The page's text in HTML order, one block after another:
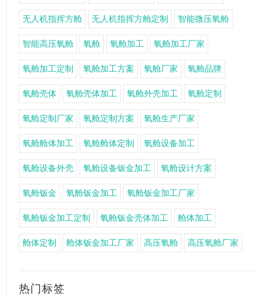
无人机指挥方舱 无人机指挥方舱定制 智能微压氧舱
智能高压氧舱 氧舱 氧舱加工 氧舱加工厂家
氧舱加工定制 氧舱加工方案 氧舱厂家 氧舱品牌
氧舱壳体 氧舱壳体加工 氧舱外壳加工 氧舱定制
氧舱定制厂家 氧舱定制方案 氧舱生产厂家
氧舱舱体加工 氧舱舱体定制 氧舱设备加工
氧舱设备外壳 氧舱设备钣金加工 氧舱设计方案
氧舱钣金 氧舱钣金加工 氧舱钣金加工厂家
氧舱钣金加工定制 氧舱钣金壳体加工 舱体加工
舱体定制 舱体钣金加工厂家 高压氧舱 高压氧舱厂家
热门标签